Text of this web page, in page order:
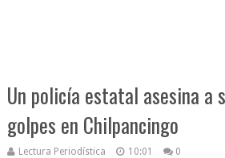
Un policía estatal asesina a
golpes en Chilpancingo
Lectura Periodística 10:01 0